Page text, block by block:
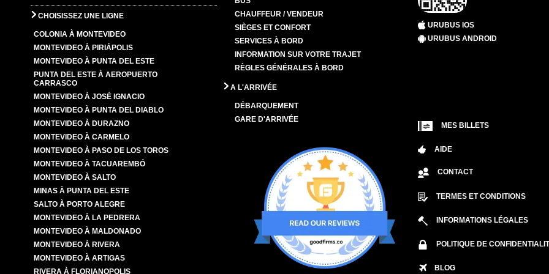
CHOISISSEZ UNE LIGNE
COLONIA À MONTEVIDEO
MONTEVIDEO À PIRIÁPOLIS
MONTEVIDEO À PUNTA DEL ESTE
PUNTA DEL ESTE À AEROPUERTO
CARRASCO
MONTEVIDEO À JOSÉ IGNACIO
MONTEVIDEO À PUNTA DEL DIABLO
MONTEVIDEO À DURAZNO
MONTEVIDEO À CARMELO
MONTEVIDEO À PASO DE LOS TOROS
MONTEVIDEO À TACUAREMBÓ
MONTEVIDEO À SALTO
MINAS À PUNTA DEL ESTE
SALTO À PORTO ALEGRE
MONTEVIDEO À LA PEDRERA
MONTEVIDEO À MALDONADO
MONTEVIDEO À RIVERA
MONTEVIDEO À ARTIGAS
RIVERA À FLORIANOPOLIS
CHAUFFEUR / VENDEUR
SIÈGES ET CONFORT
SERVICES À BORD
INFORMATION SUR VOTRE TRAJET
RÈGLES GÉNÉRALES À BORD
A L'ARRIVÉE
DÉBARQUEMENT
GARE D'ARRIVÉE
URUBUS IOS
URUBUS ANDROID
MES BILLETS
AIDE
CONTACT
TERMES ET CONDITIONS
INFORMATIONS LÉGALES
POLITIQUE DE
BLOG